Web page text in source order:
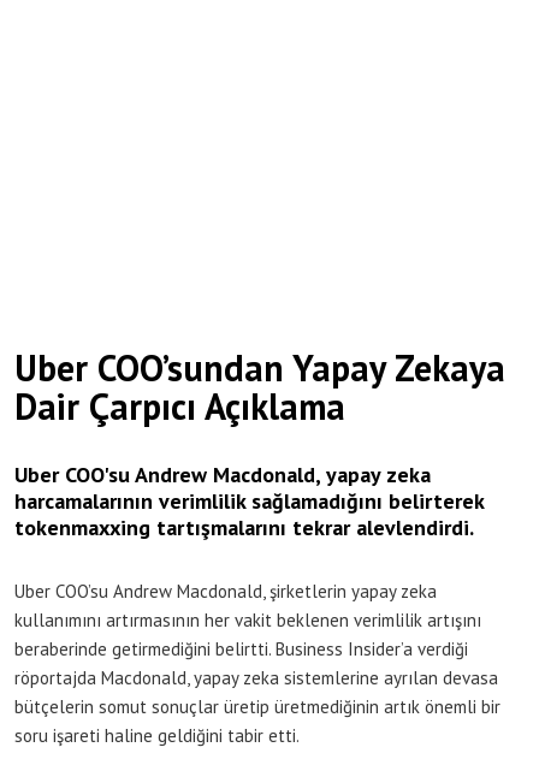
Uber COO’sundan Yapay Zekaya
Dair Çarpıcı Açıklama
Uber COO'su Andrew Macdonald, yapay zeka
harcamalarının verimlilik sağlamadığını belirterek
tokenmaxxing tartışmalarını tekrar alevlendirdi.
Uber COO’su Andrew Macdonald, şirketlerin yapay zeka
kullanımını artırmasının her vakit beklenen verimlilik artışını
beraberinde getirmediğini belirtti. Business Insider’a verdiği
röportajda Macdonald, yapay zeka sistemlerine ayrılan devasa
bütçelerin somut sonuçlar üretip üretmediğinin artık önemli bir
soru işareti haline geldiğini tabir etti.